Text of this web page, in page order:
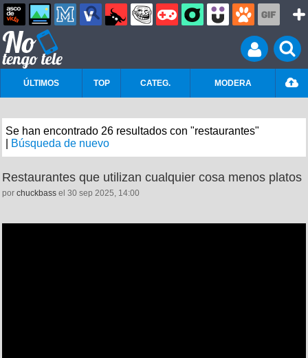
ÚLTIMOS TOP CATEG. MODERA
Se han encontrado 26 resultados con "restaurantes"
Búsqueda de nuevo
Restaurantes que utilizan cualquier cosa menos platos
por chuckbass el 30 sep 2025, 14:00